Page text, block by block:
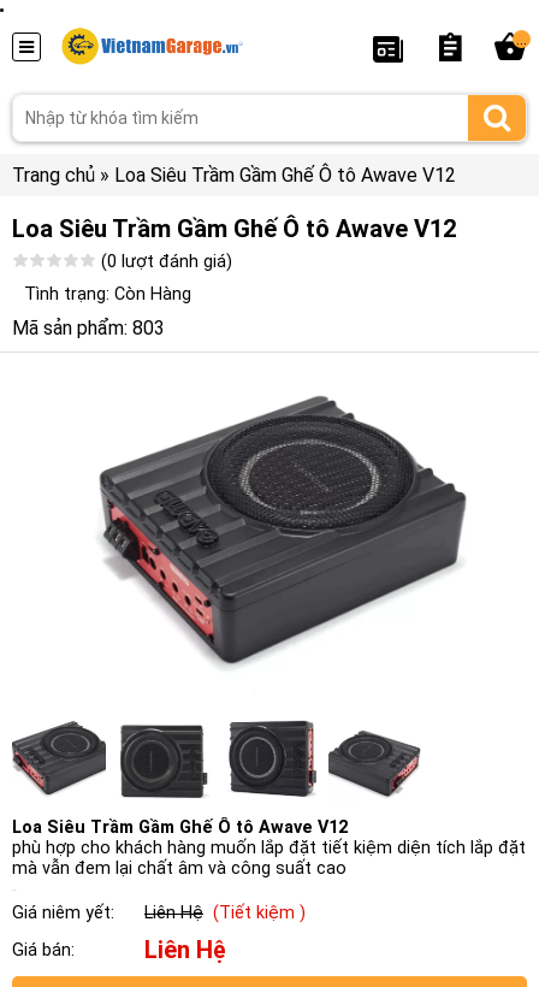
Trang chủ » Loa Siêu Trầm Gầm Ghế Ô tô Awave V12
Loa Siêu Trầm Gầm Ghế Ô tô Awave V12
(0 lượt đánh giá)
Tình trạng: Còn Hàng
Mã sản phẩm: 803
Loa Siêu Trầm Gầm Ghế Ô tô Awave V12
phù hợp cho khách hàng muốn lắp đặt tiết kiệm diện tích lắp đặt
mà vẫn đem lại chất âm và công suất cao
Giá niêm yết: Liên Hệ (Tiết kiệm )
Giá bán:
Liên Hệ